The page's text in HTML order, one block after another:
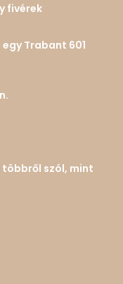
fivérek
Trabant 601
szól, mint